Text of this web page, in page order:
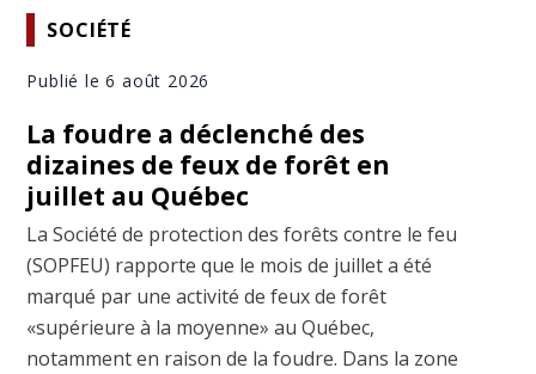
SOCIÉTÉ
Publié le 6 août 2026
La foudre a déclenché des
dizaines de feux de forêt en
juillet au Québec
La Société de protection des forêts contre le feu
(SOPFEU) rapporte que le mois de juillet a été
marqué par une activité de feux de forêt
«supérieure à la moyenne» au Québec,
notamment en raison de la foudre. Dans la zone